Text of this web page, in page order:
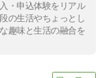
・申込体験をリアル
の生活やちょっとし
趣味と生活の融合を